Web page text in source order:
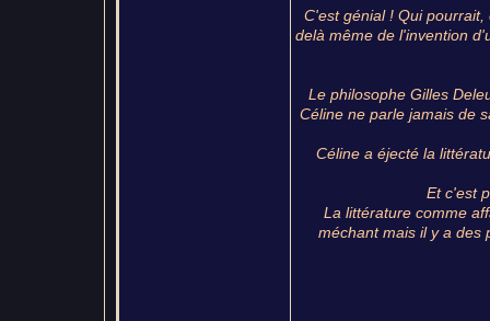
C'est génial ! Qui
delà même de l'invention
Le philosophe Gilles
Céline ne parle jamais de
Céline a éjecté la
Et c'est
La littérature comme
méchant mais il y a des